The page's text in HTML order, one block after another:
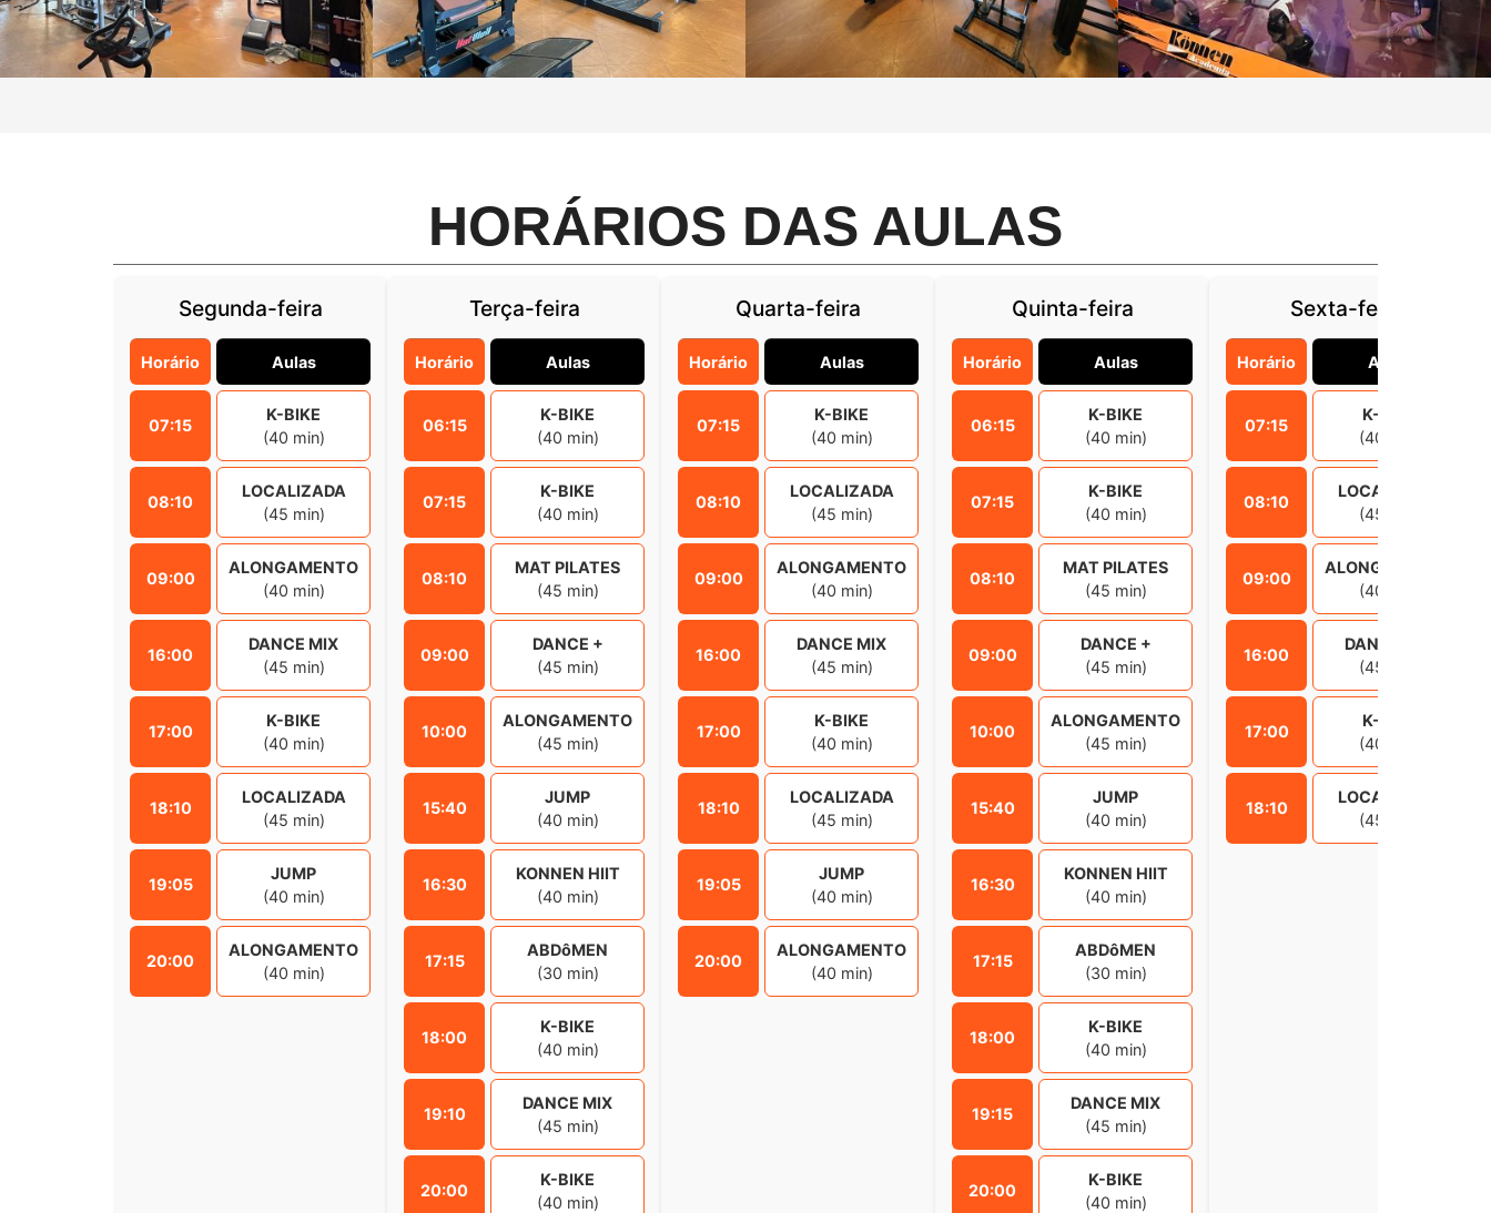
HORÁRIOS DAS AULAS
Segunda-feira
Horário Aulas
07:15
K-BIKE
(40 min)
08:10
LOCALIZADA
(45 min)
09:00
ALONGAMENTO
(40 min)
16:00
DANCE MIX
(45 min)
17:00
K-BIKE
(40 min)
18:10
LOCALIZADA
(45 min)
19:05
JUMP
(40 min)
20:00
ALONGAMENTO
(40 min)
Terça-feira
Horário Aulas
06:15
K-BIKE
(40 min)
07:15
K-BIKE
(40 min)
08:10
MAT PILATES
(45 min)
09:00
DANCE +
(45 min)
10:00
ALONGAMENTO
(45 min)
15:40
JUMP
(40 min)
16:30
KONNEN HIIT
(40 min)
17:15
ABDôMEN
(30 min)
18:00
K-BIKE
(40 min)
19:10
DANCE MIX
(45 min)
20:00
K-BIKE
(40 min)
Quarta-feira
Horário Aulas
07:15
K-BIKE
(40 min)
08:10
LOCALIZADA
(45 min)
09:00
ALONGAMENTO
(40 min)
16:00
DANCE MIX
(45 min)
17:00
K-BIKE
(40 min)
18:10
LOCALIZADA
(45 min)
19:05
JUMP
(40 min)
20:00
ALONGAMENTO
(40 min)
Quinta-feira
Horário Aulas
06:15
K-BIKE
(40 min)
07:15
K-BIKE
(40 min)
08:10
MAT PILATES
(45 min)
09:00
DANCE +
(45 min)
10:00
ALONGAMENTO
(45 min)
15:40
JUMP
(40 min)
16:30
KONNEN HIIT
(40 min)
17:15
ABDôMEN
(30 min)
18:00
K-BIKE
(40 min)
19:15
DANCE MIX
(45 min)
20:00
K-BIKE
(40 min)
Sexta-feira
Horário Aulas
07:15
K-BIKE
(40 min)
08:10
LOCALIZADA
(45 min)
09:00
ALONGAMENTO
(40 min)
16:00
DANCE MIX
(45 min)
17:00
K-BIKE
(40 min)
18:10
LOCALIZADA
(45 min)